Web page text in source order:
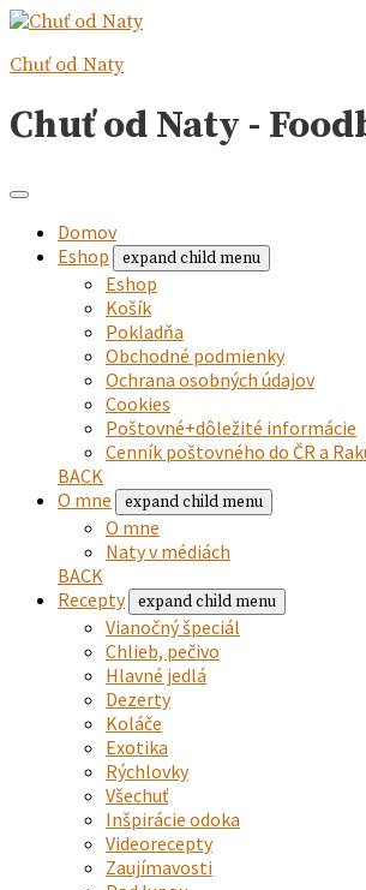
Chuť od Naty
Chuť od Naty -
Domov
Eshop
expand child menu
Eshop
Košík
Pokladňa
Obchodné podmienky
Ochrana osobných údajov
Cookies
Poštovné+dôležité informácie
Cenník poštovného do ČR a
BACK
O mne
expand child menu
O mne
Naty v médiách
BACK
Recepty
expand child menu
Vianočný špeciál
Chlieb, pečivo
Hlavné jedlá
Dezerty
Koláče
Exotika
Rýchlovky
Všechuť
Inšpirácie odoka
Videorecepty
Zaujímavosti